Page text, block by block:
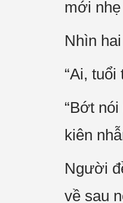
mới
Nhìn
“Ai,
“Bớt
kiên
Người
về sau